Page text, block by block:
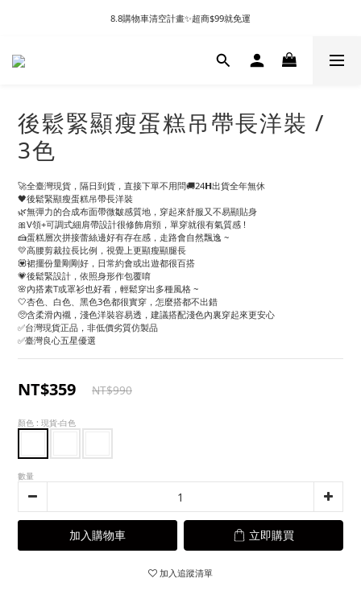
8.8購物車清空計畫✨超商$99就免運
後鬆緊顯瘦蛋糕吊帶長洋裝 /
3色
🚀全臺灣現貨，隔日到貨，直接下單不用問🚚24𝗛出貨全年無休
🖤後鬆緊顯瘦蛋糕吊帶長洋裝
🌿無彈力的合成布面帶微皺感質地，穿起來舒服又不易顯貼身
🎀V領+可調式細肩帶設計很修飾肩頸，單穿就很有氣質感 !
🍰蛋糕層次拼接蕾絲邊好有存在感，走路會自然飄逸 ~
💛高腰剪裁拉長比例，視覺上更顯瘦顯腿長
💟裙擺份量剛剛好，日常約會或出遊都很百搭
💗後鬆緊設計，依照身形作包覆唷
🌸內搭素T或罩衫也好看，輕鬆穿出多種風格 ~
🤍杏色、白色、黑色3色都很實穿，怎麼搭都不出錯
🥺含柔滑內襯，淺色洋裝容易透，建議搭配淺色內裏穿起來更安心
✅台灣現貨正品，非低價劣質仿製品
✅臺灣良心五星優選
NT$359 NT$990
顏色 : 現貨-白色
數量
加入購物車 立即購買
加入追蹤清單